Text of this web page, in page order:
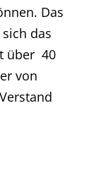
Das
das
über 40
von